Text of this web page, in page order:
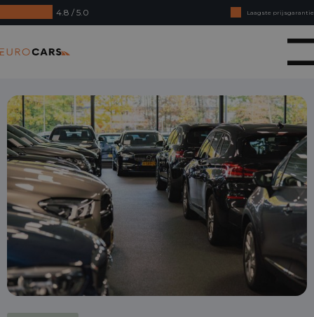
4.8 / 5.0
Laagste prijsgarantie
Online kopen, niet goed geld terug
Financial lease - Soepele acceptatie